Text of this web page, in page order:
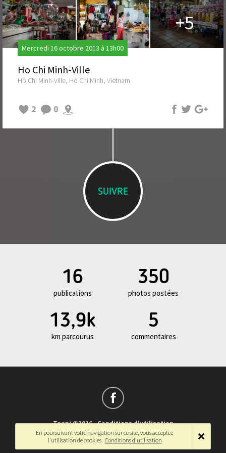
+5
Mercredi 16 octobre 2013 à 13h00
Ho Chi Minh-Ville
Hô Chi Minh-Ville, Hô Chi Minh, Vietnam
2 0
SUIVRE
16
publications
350
photos postées
13,9k
km parcourus
5
commentaires
Teepi ©2026-Conditions d'utilisation
Français-English
En poursuivant votre navigation sur ce site, vous acceptez
l'utilisation de cookies. Conditions d'utilisation